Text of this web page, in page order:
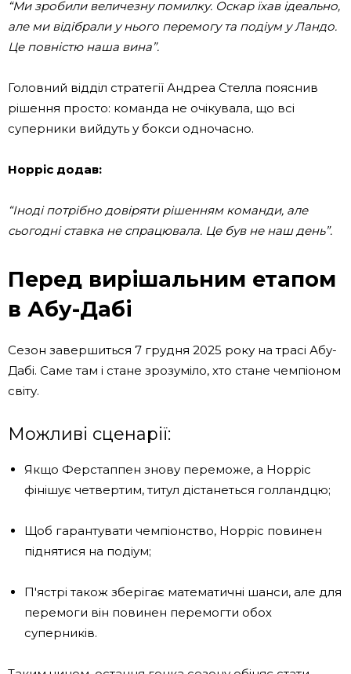
“Ми зробили величезну помилку. Оскар їхав ідеально,
але ми відібрали у нього перемогу та подіум у Ландо.
Це повністю наша вина”.
Головний відділ стратегії Андреа Стелла пояснив
рішення просто: команда не очікувала, що всі
суперники вийдуть у бокси одночасно.
Норріс додав:
“Іноді потрібно довіряти рішенням команди, але
сьогодні ставка не спрацювала. Це був не наш день”.
Перед вирішальним етапом
в Абу-Дабі
Сезон завершиться 7 грудня 2025 року на трасі Абу-
Дабі. Саме там і стане зрозуміло, хто стане чемпіоном
світу.
Можливі сценарії:
Якщо Ферстаппен знову переможе, а Норріс
фінішує четвертим, титул дістанеться голландцю;
Щоб гарантувати чемпіонство, Норріс повинен
піднятися на подіум;
П'ястрі також зберігає математичні шанси, але для
перемоги він повинен перемогти обох
суперників.